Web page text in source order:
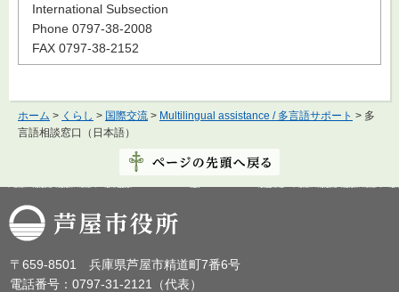
International Subsection
Phone 0797-38-2008
FAX 0797-38-2152
ホーム > くらし > 国際交流 > Multilingual assistance / 多言語サポート > 多
言語相談窓口（日本語）
芦屋市役所
〒659-8501 兵庫県芦屋市精道町7番6号
電話番号：0797-31-2121（代表）